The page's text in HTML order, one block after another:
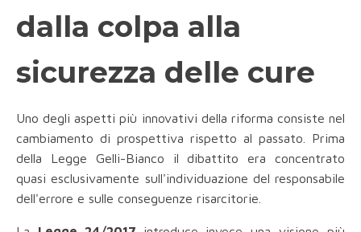
dalla colpa alla
sicurezza delle cure
Uno degli aspetti più innovativi della riforma consiste nel
cambiamento di prospettiva rispetto al passato. Prima
della Legge Gelli-Bianco il dibattito era concentrato
quasi esclusivamente sull'individuazione del responsabile
dell'errore e sulle conseguenze risarcitorie.